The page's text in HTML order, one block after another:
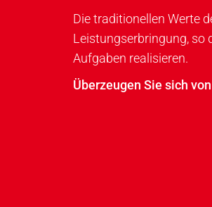
Die traditionellen Werte
Leistungs­er­bringung, so
Aufgaben reali­sieren.
Überzeugen Sie sich